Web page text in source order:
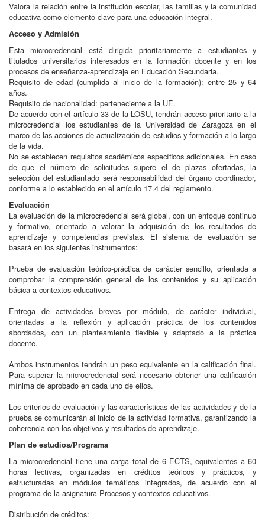
Valora la relación entre la institución escolar, las familias y la comunidad
educativa como elemento clave para una educación integral.
Acceso y Admisión
Esta microcredencial está dirigida prioritariamente a estudiantes y
titulados universitarios interesados en la formación docente y en los
procesos de enseñanza-aprendizaje en Educación Secundaria.
Requisito de edad (cumplida al inicio de la formación): entre 25 y 64
años.
Requisito de nacionalidad: perteneciente a la UE.
De acuerdo con el artículo 33 de la LOSU, tendrán acceso prioritario a la
microcredencial los estudiantes de la Universidad de Zaragoza en el
marco de las acciones de actualización de estudios y formación a lo largo
de la vida.
No se establecen requisitos académicos específicos adicionales. En caso
de que el número de solicitudes supere el de plazas ofertadas, la
selección del estudiantado será responsabilidad del órgano coordinador,
conforme a lo establecido en el artículo 17.4 del reglamento.
Evaluación
La evaluación de la microcredencial será global, con un enfoque continuo
y formativo, orientado a valorar la adquisición de los resultados de
aprendizaje y competencias previstas. El sistema de evaluación se
basará en los siguientes instrumentos:
Prueba de evaluación teórico-práctica de carácter sencillo, orientada a
comprobar la comprensión general de los contenidos y su aplicación
básica a contextos educativos.
Entrega de actividades breves por módulo, de carácter individual,
orientadas a la reflexión y aplicación práctica de los contenidos
abordados, con un planteamiento flexible y adaptado a la práctica
docente.
Ambos instrumentos tendrán un peso equivalente en la calificación final.
Para superar la microcredencial será necesario obtener una calificación
mínima de aprobado en cada uno de ellos.
Los criterios de evaluación y las características de las actividades y de la
prueba se comunicarán al inicio de la actividad formativa, garantizando la
coherencia con los objetivos y resultados de aprendizaje.
Plan de estudios/Programa
La microcredencial tiene una carga total de 6 ECTS, equivalentes a 60
horas lectivas, organizadas en créditos teóricos y prácticos, y
estructuradas en módulos temáticos integrados, de acuerdo con el
programa de la asignatura Procesos y contextos educativos.
Distribución de créditos: